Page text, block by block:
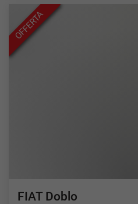
OFFERTA
FIAT Doblo